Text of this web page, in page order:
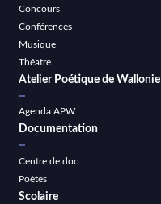
Concours
Conférences
Musique
Théatre
Atelier Poétique de Wallonie
Agenda APW
Documentation
Centre de doc
Poètes
Scolaire